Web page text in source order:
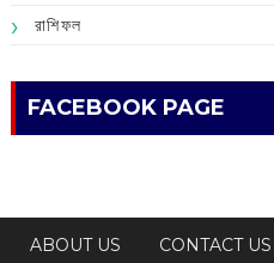
রাশিফল
FACEBOOK PAGE
ABOUT US CONTACT US